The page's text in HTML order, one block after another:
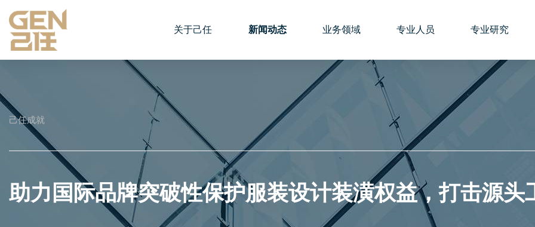
关于己任 新闻动态 业务领域 专业人员 专业研究
己任成就
助力国际品牌突破性保护服装设计装潢权益，打击源头